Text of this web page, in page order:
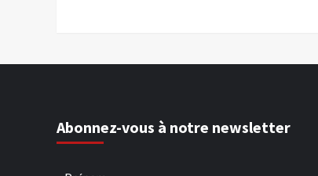
Abonnez-vous à notre newsletter